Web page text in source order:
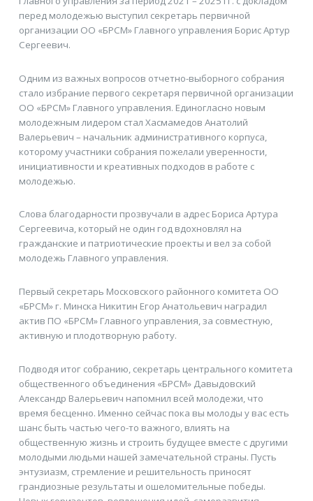
перед молодежью выступил секретарь первичной
организации ОО «БРСМ» Главного управления Борис Артур
Сергеевич.
Одним из важных вопросов отчетно-выборного собрания
стало избрание первого секретаря первичной организации
ОО «БРСМ» Главного управления. Единогласно новым
молодежным лидером стал Хасмамедов Анатолий
Валерьевич – начальник административного корпуса,
которому участники собрания пожелали уверенности,
инициативности и креативных подходов в работе с
молодежью.
Слова благодарности прозвучали в адрес Бориса Артура
Сергеевича, который не один год вдохновлял на
гражданские и патриотические проекты и вел за собой
молодежь Главного управления.
Первый секретарь Московского районного комитета ОО
«БРСМ» г. Минска Никитин Егор Анатольевич наградил
актив ПО «БРСМ» Главного управления, за совместную,
активную и плодотворную работу.
Подводя итог собранию, секретарь центрального комитета
общественного объединения «БРСМ» Давыдовский
Александр Валерьевич напомнил всей молодежи, что
время бесценно. Именно сейчас пока вы молоды у вас есть
шанс быть частью чего-то важного, влиять на
общественную жизнь и строить будущее вместе с другими
молодыми людьми нашей замечательной страны. Пусть
энтузиазм, стремление и решительность приносят
грандиозные результаты и ошеломительные победы.